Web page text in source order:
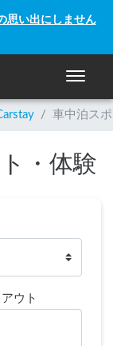
思い出にしません
ナビゲ
/ 車中泊ス
・体験
ウト